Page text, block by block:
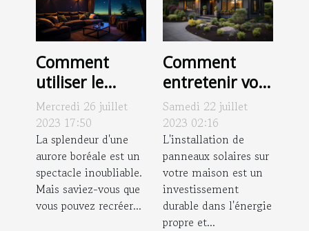
Comment
utiliser le
projecteur
aurore boréale
pour créer une
ambiance
galactique
chez vous
Mercredi 26 juillet
2023 17:50
La splendeur d'une
aurore boréale est un
spectacle inoubliable.
Mais saviez-vous que
vous pouvez recréer...
Comment
entretenir vos
panneaux
solaires pour
une
performance
optimale ?
Samedi 22 juillet
2023 02:16
L'installation de
panneaux solaires sur
votre maison est un
investissement
durable dans l'énergie
propre et...